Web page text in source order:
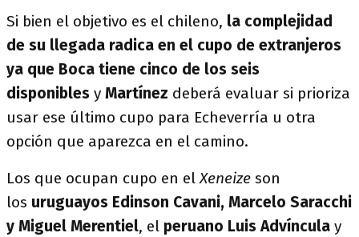
Si bien el objetivo es el chileno, la complejidad
de su llegada radica en el cupo de extranjeros
ya que Boca tiene cinco de los seis
disponibles y Martínez deberá evaluar si prioriza
usar ese último cupo para Echeverría u otra
opción que aparezca en el camino.
Los que ocupan cupo en elXeneize son
los uruguayos Edinson Cavani, Marcelo Saracchi
y Miguel Merentiel, el peruano Luis Advíncula y